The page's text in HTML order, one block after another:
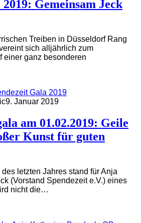
Gemeinsam Jeck
Treiben in Düsseldorf Rang
sich alljährlich zum
einer ganz besonderen
9. Januar 2019
am 01.02.2019: Geile
Kunst für guten
letzten Jahres stand für Anja
(Vorstand Spendezeit e.V.) eines
nicht die…